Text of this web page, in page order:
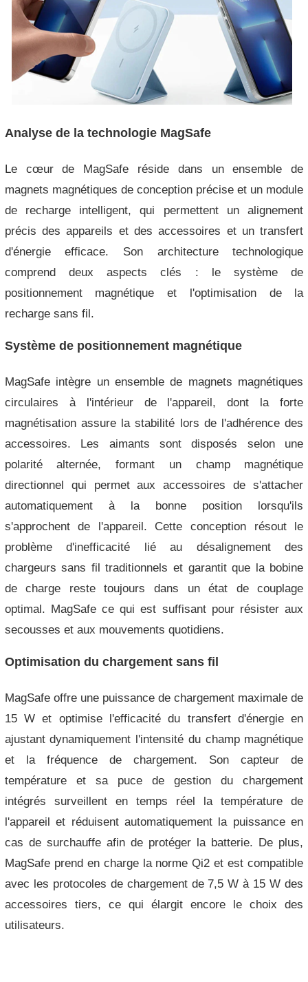
Analyse de la technologie MagSafe
Le cœur de MagSafe réside dans un ensemble de
magnets magnétiques de conception précise et un module
de recharge intelligent, qui permettent un alignement
précis des appareils et des accessoires et un transfert
d'énergie efficace. Son architecture technologique
comprend deux aspects clés : le système de
positionnement magnétique et l'optimisation de la
recharge sans fil.
Système de positionnement magnétique
MagSafe intègre un ensemble de magnets magnétiques
circulaires à l'intérieur de l'appareil, dont la forte
magnétisation assure la stabilité lors de l'adhérence des
accessoires. Les aimants sont disposés selon une
polarité alternée, formant un champ magnétique
directionnel qui permet aux accessoires de s'attacher
automatiquement à la bonne position lorsqu'ils
s'approchent de l'appareil. Cette conception résout le
problème d'inefficacité lié au désalignement des
chargeurs sans fil traditionnels et garantit que la bobine
de charge reste toujours dans un état de couplage
optimal. MagSafe ce qui est suffisant pour résister aux
secousses et aux mouvements quotidiens.
Optimisation du chargement sans fil
MagSafe offre une puissance de chargement maximale de
15 W et optimise l'efficacité du transfert d'énergie en
ajustant dynamiquement l'intensité du champ magnétique
et la fréquence de chargement. Son capteur de
température et sa puce de gestion du chargement
intégrés surveillent en temps réel la température de
l'appareil et réduisent automatiquement la puissance en
cas de surchauffe afin de protéger la batterie. De plus,
MagSafe prend en charge la norme Qi2 et est compatible
avec les protocoles de chargement de 7,5 W à 15 W des
accessoires tiers, ce qui élargit encore le choix des
utilisateurs.